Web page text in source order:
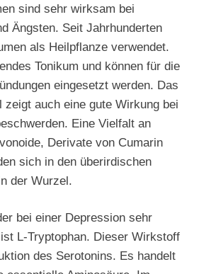
sind sehr wirksam bei
Ängsten. Seit Jahrhunderten
als Heilpflanze verwendet.
Tonikum und können für die
eingesetzt werden. Das
zeigt auch eine gute Wirkung bei
Eine Vielfalt an
Derivate von Cumarin
sich in den überirdischen
der Wurzel.
bei einer Depression sehr
L-Tryptophan. Dieser Wirkstoff
des Serotonins. Es handelt